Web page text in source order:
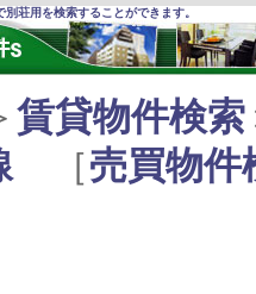
荘用を検索することができます。
賃貸物件検索
［売買物件